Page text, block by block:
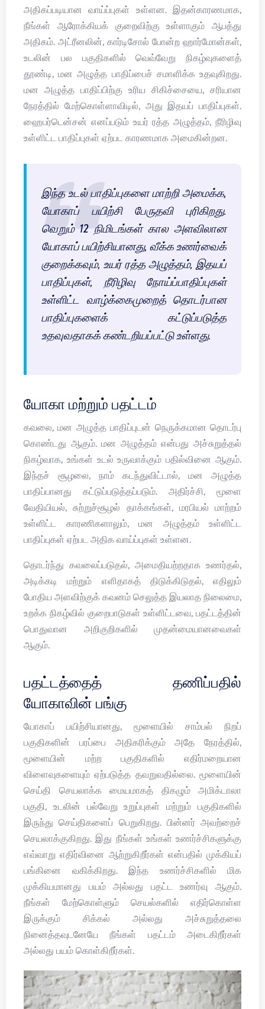
அதிகப்படியான வாய்ப்புகள் உள்ளன. இதன்காரணமாக,
நீங்கள் ஆரோக்கியக் குறைவிற்கு உள்ளாகும் ஆபத்து
அதிகம். அட்ரீனலின், கார்டிசோல் போன்ற ஹார்மோன்கள்,
உடலின் பல பகுதிகளில் வெவ்வேறு நிகழ்வுகளைத்
தூண்டி, மன அழுத்த பாதிப்பைச் சமாளிக்க உதவுகிறது.
மன அழுத்த பாதிப்பிற்கு உரிய சிகிச்சையை, சரியான
நேரத்தில் மேற்கொள்ளாவிடில், அது இதயப் பாதிப்புகள்.
ஹைபர்டென்சன் எனப்படும் உயர் ரத்த அழுத்தம், நீரிழிவு
உள்ளிட்ட பாதிப்புகள் ஏற்பட காரணமாக அமைகின்றன.
இந்த உடல் பாதிப்புகளை மாற்றி அமைக்க,
யோகாப் பயிற்சி பேருதவி புரிகிறது.
வெறும் 12 நிமிடங்கள் கால அளவிலான
யோகாப் பயிற்சியானது, வீக்க உணர்வைக்
குறைக்கவும், உயர் ரத்த அழுத்தம், இதயப்
பாதிப்புகள், நீரிழிவு நோய்ப்பாதிப்புகள்
உள்ளிட்ட வாழ்க்கைமுறைத் தொடர்பான
பாதிப்புகளைக் கட்டுப்படுத்த
உதவுவதாகக் கண்டறியப்பட்டு உள்ளது.
யோகா மற்றும் பதட்டம்
கவலை, மன அழுத்த பாதிப்புடன் நெருக்கமான தொடர்பு
கொண்டது ஆகும். மன அழுத்தம் என்பது அச்சுறுத்தல்
நிகழ்வாக, உங்கள் உடல் உருவாக்கும் பதில்வினை ஆகும்.
இந்தச் சூழலை, நாம் கடந்துவிட்டால், மன அழுத்த
பாதிப்பானது கட்டுப்படுத்தப்படும். அதிர்ச்சி, மூளை
வேதியியல், சுற்றுச்சூழல் தாக்கங்கள், மரபியல் மாற்றம்
உள்ளிட்ட காரணிகளாலும், மன அழுத்தம் உள்ளிட்ட
பாதிப்புகள் ஏற்பட அதிக வாய்ப்புகள் உள்ளன.
தொடர்ந்து கவலைப்படுதல், அமைதியற்றதாக உணர்தல்,
அடிக்கடி மற்றும் எளிதாகத் திடுக்கிடுதல், எதிலும்
போதிய அளவிற்குக் கவனம் செலுத்த இயலாத நிலைமை,
உறக்க நிகழ்வில் குறைபாடுகள் உள்ளிட்டவை, பதட்டத்தின்
பொதுவான அறிகுறிகளில் முதன்மையானவைகள்
ஆகும்.
பதட்டத்தைத் தணிப்பதில்
யோகாவின் பங்கு
யோகாப் பயிற்சியானது, மூளையில் சாம்பல் நிறப்
பகுதிகளின் பரப்பை அதிகரிக்கும் அதே நேரத்தில்,
மூளையின் மற்ற பகுதிகளில் எதிர்மறையான
விளைவுகளையும் ஏற்படுத்த தவறுவதில்லை. மூளையின்
செய்தி செயலாக்க மையமாகத் திகழும் அமிக்டாலா
பகுதி, உடலின் பல்வேறு உறுப்புகள் மற்றும் பகுதிகளில்
இருந்து செய்திகளைப் பெறுகிறது. பின்னர் அவற்றைச்
செயலாக்குகிறது. இது நீங்கள் உங்கள் உணர்ச்சிகளுக்கு
எவ்வாறு எதிர்வினை ஆற்றுகிறீர்கள் என்பதில் முக்கியப்
பங்கினை வகிக்கிறது. இந்த உணர்ச்சிகளில் மிக
முக்கியமானது பயம் அல்லது பதட்ட உணர்வு ஆகும்.
நீங்கள் மேற்கொள்ளும் செயல்களில் எதிர்கொள்ள
இருக்கும் சிக்கல் அல்லது அச்சுறுத்தலை
நினைத்தவுடனேயே நீங்கள் பதட்டம் அடைகிறீர்கள்
அல்லது பயம் கொள்கிறீர்கள்.